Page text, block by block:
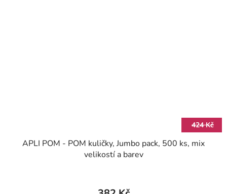
424 Kč
APLI POM - POM kuličky, Jumbo pack, 500 ks, mix
velikostí a barev